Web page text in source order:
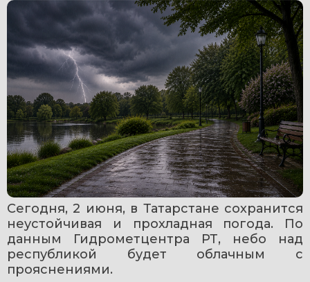
Сегодня, 2 июня, в Татарстане сохранится
неустойчивая и прохладная погода. По
данным Гидрометцентра РТ, небо над
республикой будет облачным с
прояснениями.